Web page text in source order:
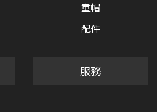
童帽
配件
服務